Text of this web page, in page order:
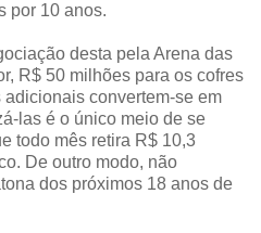
por 10 anos.
desta pela Arena das
R$ 50 milhões para os cofres
convertem-se em
las é o único meio de se
todo mês retira R$ 10,3
De outro modo, não
dos próximos 18 anos de